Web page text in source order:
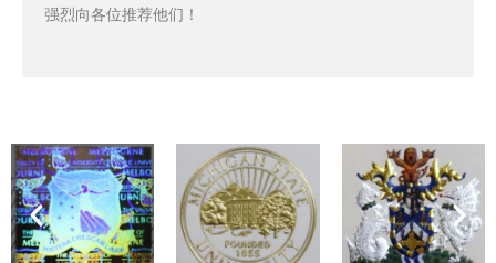
强烈向各位推荐他们！